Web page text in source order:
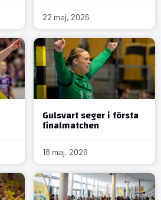
22 maj, 2026
Gulsvart seger i första
finalmatchen
18 maj, 2026